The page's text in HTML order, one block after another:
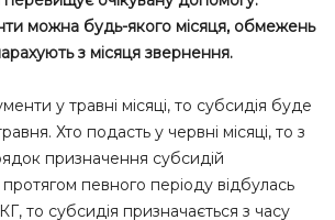
можна будь-якого місяця, обмежень
з місяця звернення.
у травні місяці, то субсидія буде
Хто подасть у червні місяці, то з
призначення субсидій
певного періоду відбулась
то субсидія призначається з часу